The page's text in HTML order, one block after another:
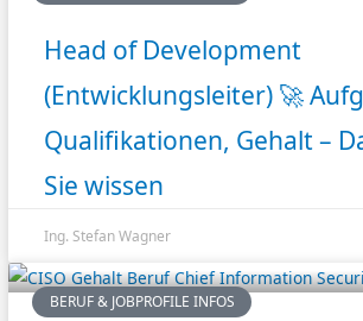
Head of Development
(Entwicklungsleiter) 🚀
Qualifikationen, Gehalt –
Sie wissen
Ing. Stefan Wagner
BERUF & JOBPROFILE INFOS